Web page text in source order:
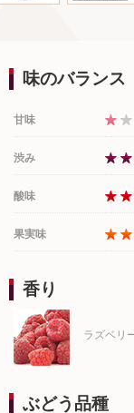
味のバランス
甘味
渋み
酸味
果実味
香り
ラズベリ
ぶどう品種